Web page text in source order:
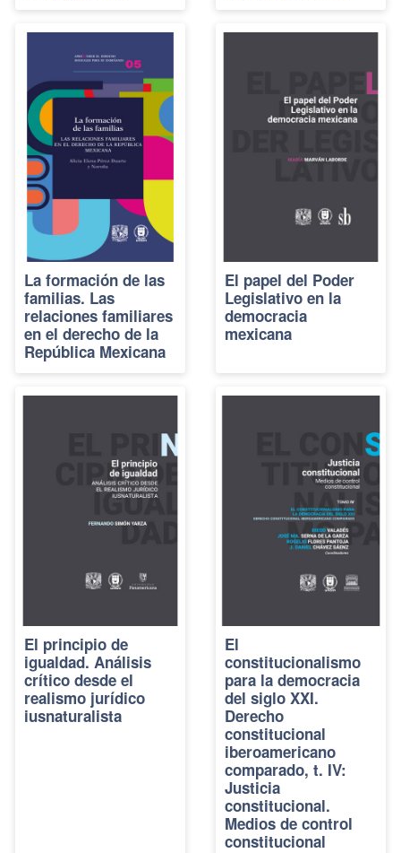
La formación de las
familias. Las
relaciones familiares
en el derecho de la
República Mexicana
El papel del Poder
Legislativo en la
democracia
mexicana
El principio de
igualdad. Análisis
crítico desde el
realismo jurídico
iusnaturalista
El
constitucionalismo
para la democracia
del siglo XXI.
Derecho
constitucional
iberoamericano
comparado, t. IV:
Justicia
constitucional.
Medios de control
constitucional